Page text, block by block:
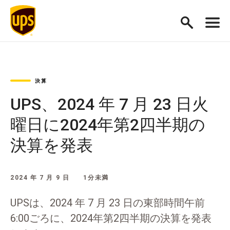
決算
UPS、2024 年 7 月 23 日火
曜日に2024年第2四半期の
決算を発表
2024 年 7 月 9 日 1分未満
UPSは、2024 年 7 月 23 日の東部時間午前
6:00ごろに、2024年第2四半期の決算を発表